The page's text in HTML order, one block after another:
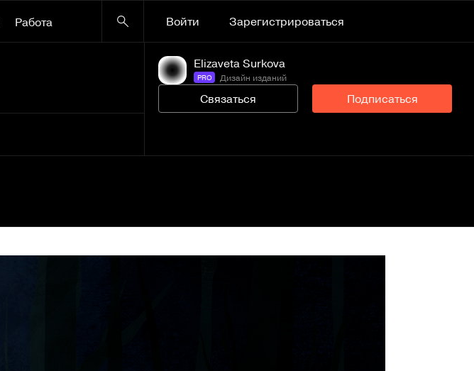
Работа Войти Зарегистрироваться
Elizaveta Surkova
PRO Дизайн изданий
Связаться Подписаться